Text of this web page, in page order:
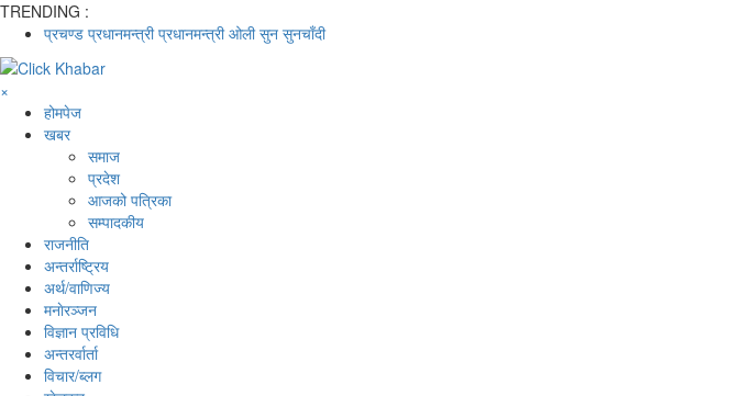
TRENDING :
प्रचण्ड प्रधानमन्त्री प्रधानमन्त्री ओली सुन सुनचाँदी
×
होमपेज
खबर
समाज
प्रदेश
आजको पत्रिका
सम्पादकीय
राजनीति
अन्तर्राष्ट्रिय
अर्थ/वाणिज्य
मनाेरञ्जन
विज्ञान प्रविधि
अन्तरर्वार्ता
विचार/ब्लग